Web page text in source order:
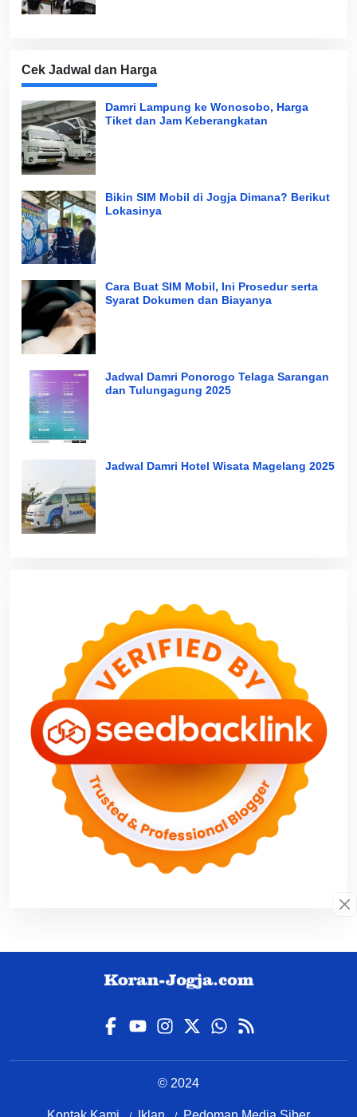
Cek Jadwal dan Harga
Damri Lampung ke Wonosobo, Harga
Tiket dan Jam Keberangkatan
Bikin SIM Mobil di Jogja Dimana? Berikut
Lokasinya
Cara Buat SIM Mobil, Ini Prosedur serta
Syarat Dokumen dan Biayanya
Jadwal Damri Ponorogo Telaga Sarangan
dan Tulungagung 2025
Jadwal Damri Hotel Wisata Magelang 2025
© 2024